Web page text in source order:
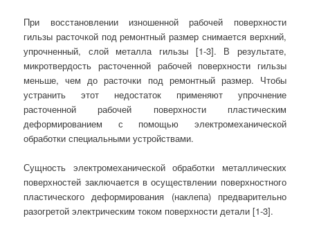
При восстановлении изношенной рабочей поверхности
гильзы расточкой под ремонтный размер снимается верхний,
упрочненный, слой металла гильзы [1-3]. В результате,
микротвердость расточенной рабочей поверхности гильзы
меньше, чем до расточки под ремонтный размер. Чтобы
устранить этот недостаток применяют упрочнение
расточенной рабочей поверхности пластическим
деформированием с помощью электромеханической
обработки специальными устройствами.
Сущность электромеханической обработки металлических
поверхностей заключается в осуществлении поверхностного
пластического деформирования (наклепа) предварительно
разогретой электрическим током поверхности детали [1-3].